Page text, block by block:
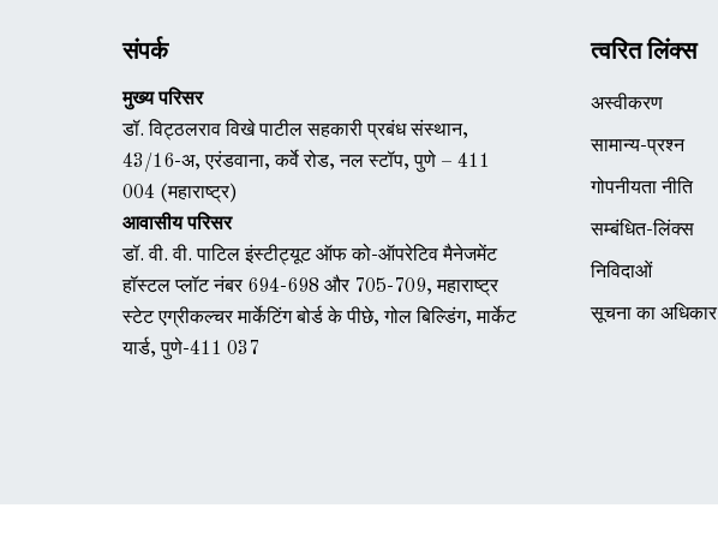
संपर्क
मुख्य परिसर
डॉ. विट्ठलराव विखे पाटील सहकारी प्रबंध संस्थान,
43/16-अ, एरंडवाना, कर्वे रोड, नल स्टॉप, पुणे – 411
004 (महाराष्ट्र)
आवासीय परिसर
डॉ. वी. वी. पाटिल इंस्टीट्यूट ऑफ को-ऑपरेटिव मैनेजमेंट
हॉस्टल प्लॉट नंबर 694-698 और 705-709, महाराष्ट्र
स्टेट एग्रीकल्चर मार्केटिंग बोर्ड के पीछे, गोल बिल्डिंग, मार्केट
यार्ड, पुणे-411 037
त्वरित लिंक्स
अस्वीकरण
सामान्य-प्रश्न
गोपनीयता नीति
सम्बंधित-लिंक्स
निविदाओं
सूचना का अधिकार